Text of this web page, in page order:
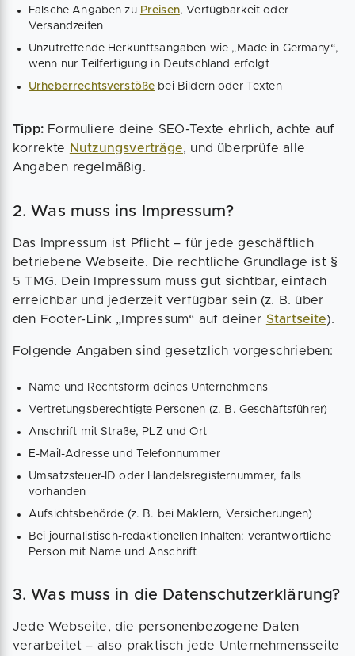
Falsche Angaben zu Preisen, Verfügbarkeit oder
Versandzeiten
Unzutreffende Herkunftsangaben wie „Made in Germany“,
wenn nur Teilfertigung in Deutschland erfolgt
Urheberrechtsverstöße bei Bildern oder Texten
Tipp: Formuliere deine SEO-Texte ehrlich, achte auf
korrekte
Nutzungsverträge, und überprüfe alle
Angaben regelmäßig.
2. Was muss ins Impressum?
Das Impressum ist Pflicht – für jede geschäftlich
betriebene Webseite. Die rechtliche Grundlage ist §
5 TMG. Dein Impressum muss gut sichtbar, einfach
erreichbar und jederzeit verfügbar sein (z. B. über
den Footer-Link „Impressum“ auf deiner Startseite).
Folgende Angaben sind gesetzlich vorgeschrieben:
Name und Rechtsform deines Unternehmens
Vertretungsberechtigte Personen (z. B. Geschäftsführer)
Anschrift mit Straße, PLZ und Ort
E-Mail-Adresse und Telefonnummer
Umsatzsteuer-ID oder Handelsregisternummer, falls
vorhanden
Aufsichtsbehörde (z. B. bei Maklern, Versicherungen)
Bei journalistisch-redaktionellen Inhalten: verantwortliche
Person mit Name und Anschrift
3. Was muss in die Datenschutzerklärung?
Jede Webseite, die personenbezogene Daten
verarbeitet – also praktisch jede Unternehmensseite